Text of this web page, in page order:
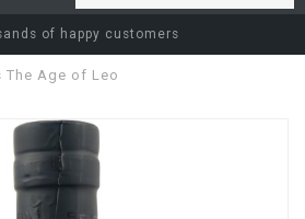
bottler specialist
The Age of Leo